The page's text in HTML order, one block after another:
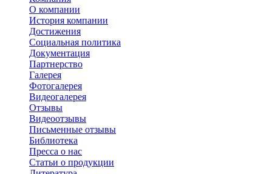
О компании
История компании
Достижения
Социальная политика
Документация
Партнерство
Галерея
Фотогалерея
Видеогалерея
Отзывы
Видеоотзывы
Письменные отзывы
Библиотека
Пресса о нас
Статьи о продукции